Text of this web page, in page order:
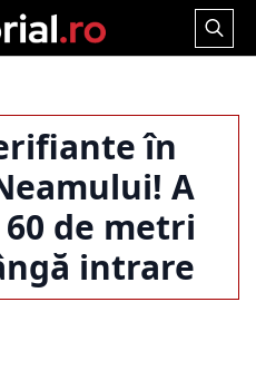
Search
în
A
de metri
intrare